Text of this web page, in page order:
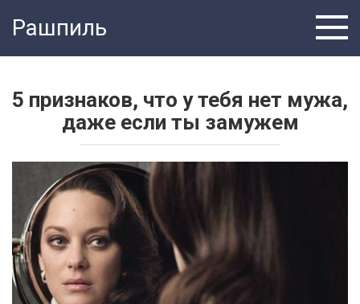
Рашпиль
5 признаков, что у тебя нет мужа,
даже если ты замужем